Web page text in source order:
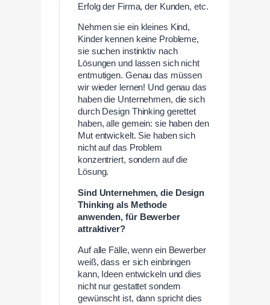
Erfolg der Firma, der Kunden, etc.
Nehmen sie ein kleines Kind,
Kinder kennen keine Probleme,
sie suchen instinktiv nach
Lösungen und lassen sich nicht
entmutigen. Genau das müssen
wir wieder lernen! Und genau das
haben die Unternehmen, die sich
durch Design Thinking gerettet
haben, alle gemein: sie haben den
Mut entwickelt. Sie haben sich
nicht auf das Problem
konzentriert, sondern auf die
Lösung.
Sind Unternehmen, die Design
Thinking als Methode
anwenden, für Bewerber
attraktiver?
Auf alle Fälle, wenn ein Bewerber
weiß, dass er sich einbringen
kann, Ideen entwickeln und dies
nicht nur gestattet sondern
gewünscht ist, dann spricht dies